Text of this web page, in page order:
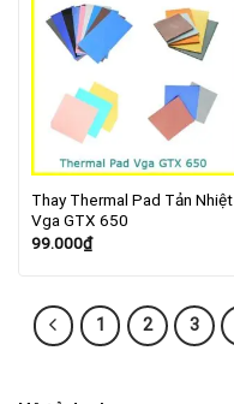
Thay Thermal Pad Tản Nhiệt
Vga GTX 650
99.000₫
1 2 3